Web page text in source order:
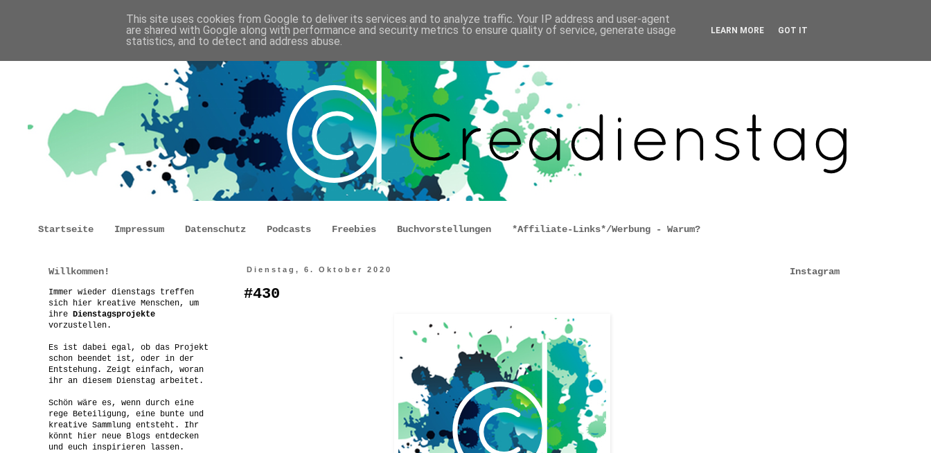
Startseite Impressum Datenschutz Podcasts Freebies Buchvorstellungen *Affiliate-Links*/Werbung - Warum?
Dienstag, 6. Oktober 2020
#430
Willkommen!
Immer wieder dienstags treffen
sich hier kreative Menschen, um
ihre Dienstagsprojekte
vorzustellen.
Es ist dabei egal, ob das Projekt
schon beendet ist, oder in der
Entstehung. Zeigt einfach, woran
ihr an diesem Dienstag arbeitet.
Schön wäre es, wenn durch eine
rege Beteiligung, eine bunte und
kreative Sammlung entsteht. Ihr
könnt hier neue Blogs entdecken
und euch inspirieren lassen.
Instagram
This site uses cookies from Google to deliver its services and to analyze traffic. Your IP address and user-agent
are shared with Google along with performance and security metrics to ensure quality of service, generate usage
statistics, and to detect and address abuse.
LEARN MORE GOT IT